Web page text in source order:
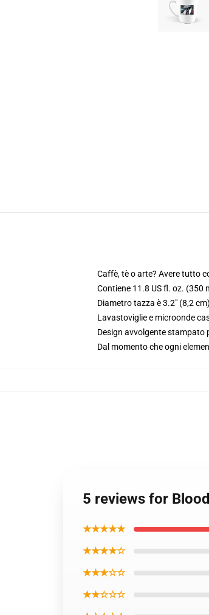
Caffè, tè o arte? Avere tutto
Contiene 11.8 US fl. oz. (350
Diametro tazza è 3.2" (8,2
Lavastoviglie e microonde
Design avvolgente stampato
Dal momento che ogni
5 reviews for
★★★★★
★★★★☆
★★★☆☆
★★☆☆☆